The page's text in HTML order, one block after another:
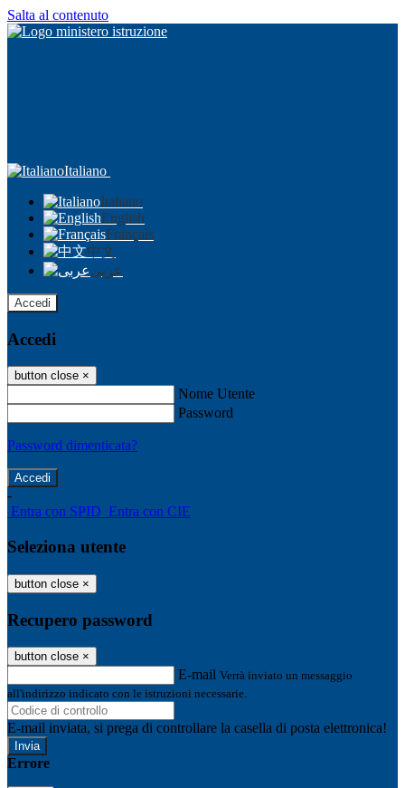
Salta al contenuto
Italiano
Italiano
English
Français
中文
عربى
Accedi
Accedi
button close ×
Nome Utente
Password
Password dimenticata?
-
Entra con SPID Entra con CIE
Seleziona utente
button close ×
Recupero password
button close ×
E-mail Verrà inviato un messaggio
all'indirizzo indicato con le istruzioni necessarie.
E-mail inviata, si prega di controllare la casella di posta elettronica!
Errore